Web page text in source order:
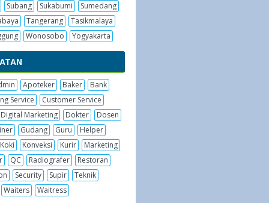
Subang
Sukabumi
Sumedang
Tangerang
Tasikmalaya
Wonosobo Yogyakarta
Apoteker Baker
Bank
Service
Customer Service
Digital Marketing
Dokter
Dosen
Gudang Guru
Helper
Koki
Konveksi Kurir
Marketing
QC Radiografer
Restoran
Security Supir
Teknik
Waiters
Waitress